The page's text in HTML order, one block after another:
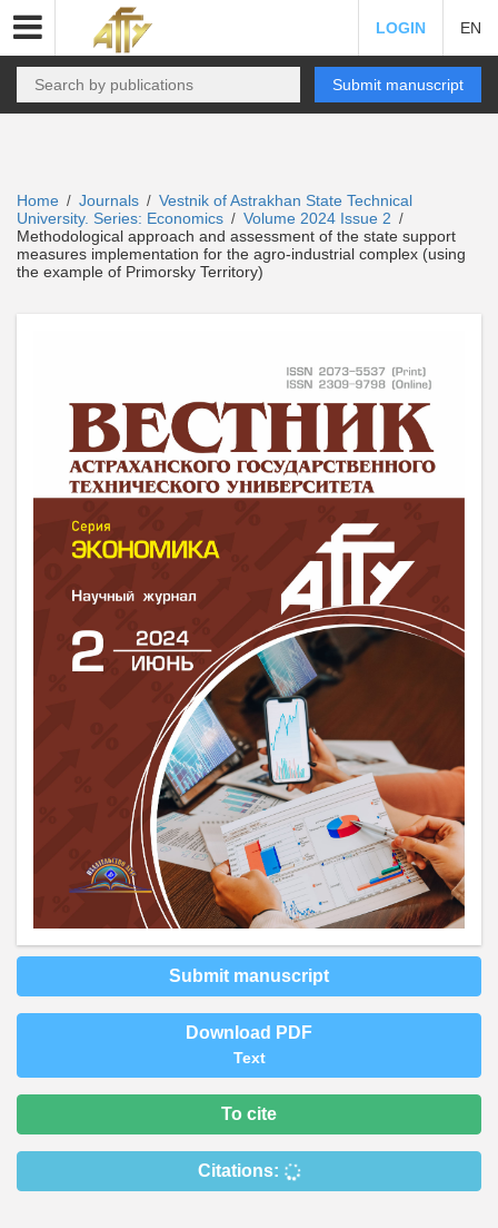
LOGIN EN
Submit manuscript
Home / Journals / Vestnik of Astrakhan State Technical
University. Series: Economics / Volume 2024 Issue 2 /
Methodological approach and assessment of the state support
measures implementation for the agro-industrial complex (using
the example of Primorsky Territory)
Submit manuscript
Download PDF
Text
To cite
Citations: